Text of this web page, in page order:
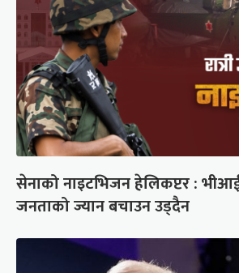
सेनाको नाइटभिजन हेलिकप्टर :
जनताको ज्यान बचाउन उड्दैन